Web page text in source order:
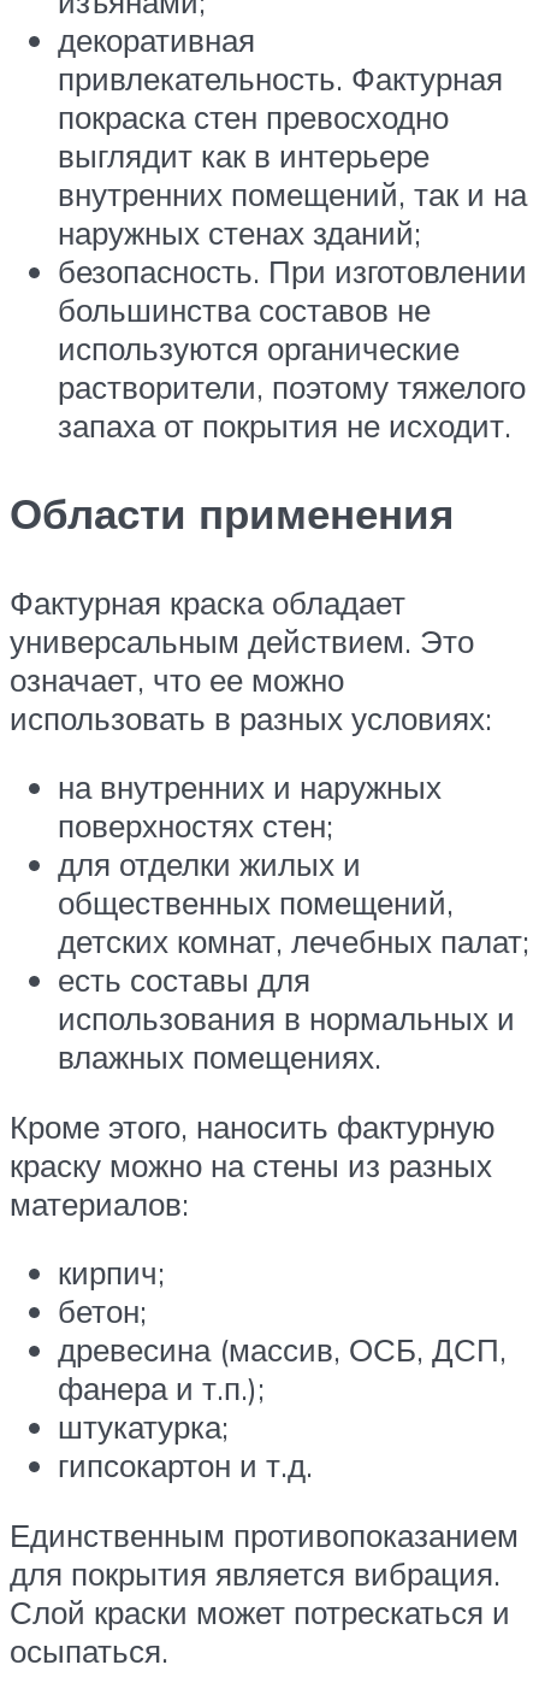
декоративная
привлекательность. Фактурная
покраска стен превосходно
выглядит как в интерьере
внутренних помещений, так и на
наружных стенах зданий;
безопасность. При изготовлении
большинства составов не
используются органические
растворители, поэтому тяжелого
запаха от покрытия не исходит.
Области применения
Фактурная краска обладает
универсальным действием. Это
означает, что ее можно
использовать в разных условиях:
на внутренних и наружных
поверхностях стен;
для отделки жилых и
общественных помещений,
детских комнат, лечебных палат;
есть составы для
использования в нормальных и
влажных помещениях.
Кроме этого, наносить фактурную
краску можно на стены из разных
материалов:
кирпич;
бетон;
древесина (массив, ОСБ, ДСП,
фанера и т.п.);
штукатурка;
гипсокартон и т.д.
Единственным противопоказанием
для покрытия является вибрация.
Слой краски может потрескаться и
осыпаться.